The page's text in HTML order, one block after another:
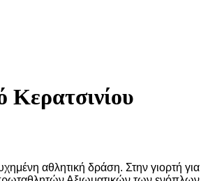
Κερατσινίου
αθλητική δράση. Στην γιορτή